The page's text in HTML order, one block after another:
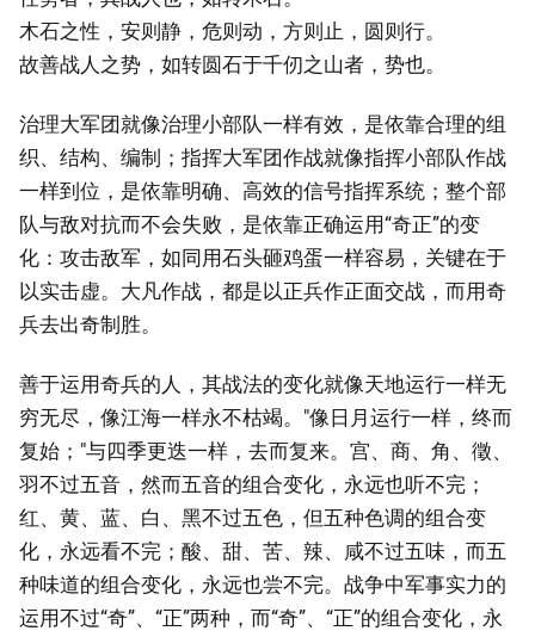
木石之性，安则静，危则动，方则止，圆则行。
故善战人之势，如转圆石于千仞之山者，势也。
治理大军团就像治理小部队一样有效，是依靠合理的组
织、结构、编制；指挥大军团作战就像指挥小部队作战
一样到位，是依靠明确、高效的信号指挥系统；整个部
队与敌对抗而不会失败，是依靠正确运用“奇正”的变
化：攻击敌军，如同用石头砸鸡蛋一样容易，关键在于
以实击虚。大凡作战，都是以正兵作正面交战，而用奇
兵去出奇制胜。
善于运用奇兵的人，其战法的变化就像天地运行一样无
穷无尽，像江海一样永不枯竭。"像日月运行一样，终而
复始；"与四季更迭一样，去而复来。宫、商、角、徵、
羽不过五音，然而五音的组合变化，永远也听不完；
红、黄、蓝、白、黑不过五色，但五种色调的组合变
化，永远看不完；酸、甜、苦、辣、咸不过五味，而五
种味道的组合变化，永远也尝不完。战争中军事实力的
运用不过“奇”、“正”两种，而“奇”、“正”的组合变化，永